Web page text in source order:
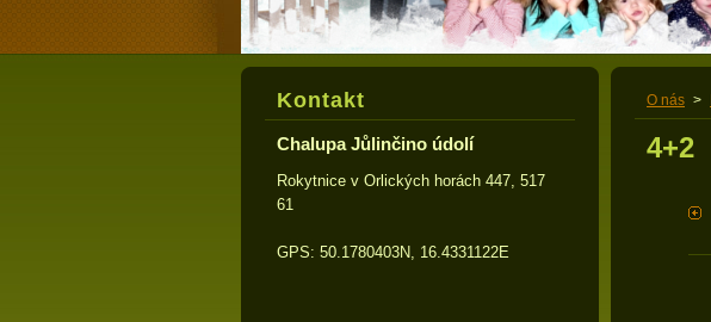
O nás >
4+2
Kontakt
Chalupa Jůlinčino údolí
Rokytnice v Orlických horách 447, 517
61
GPS: 50.1780403N, 16.4331122E